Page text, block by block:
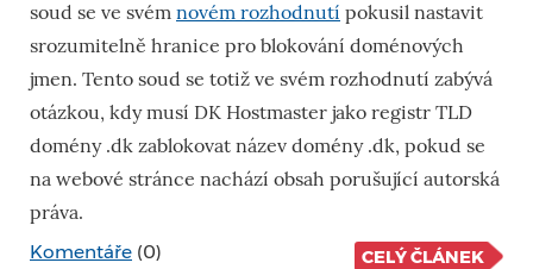
soud se ve svém novém rozhodnutí pokusil nastavit
srozumitelně hranice pro blokování doménových
jmen. Tento soud se totiž ve svém rozhodnutí zabývá
otázkou, kdy musí DK Hostmaster jako registr TLD
domény .dk zablokovat název domény .dk, pokud se
na webové stránce nachází obsah porušující autorská
práva.
Komentáře (0) CELÝ ČLÁNEK